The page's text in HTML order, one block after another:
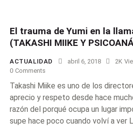
El trauma de Yumi en la
(TAKASHI MIIKE Y
ACTUALIDAD abril 6, 2018 2K
0 Comments
Takashi Miike es uno de los
aprecio y respeto desde hace
razón del porqué ocupa un lugar
supe hace poco cuando volví a ver